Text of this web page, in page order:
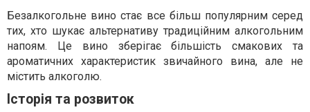
Безалкогольне вино стає все більш популярним серед
тих, хто шукає альтернативу традиційним алкогольним
напоям. Це вино зберігає більшість смакових та
ароматичних характеристик звичайного вина, але не
містить алкоголю.
Історія та розвиток